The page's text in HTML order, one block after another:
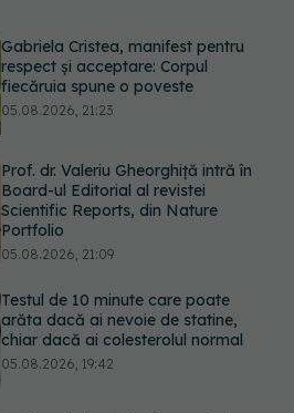
Gabriela Cristea, manifest pentru
respect și acceptare: Corpul
fiecăruia spune o poveste
05.08.2026, 21:23
Prof. dr. Valeriu Gheorghiță intră în
Board-ul Editorial al revistei
Scientific Reports, din Nature
Portfolio
05.08.2026, 21:09
Testul de 10 minute care poate
arăta dacă ai nevoie de statine,
chiar dacă ai colesterolul normal
05.08.2026, 19:42